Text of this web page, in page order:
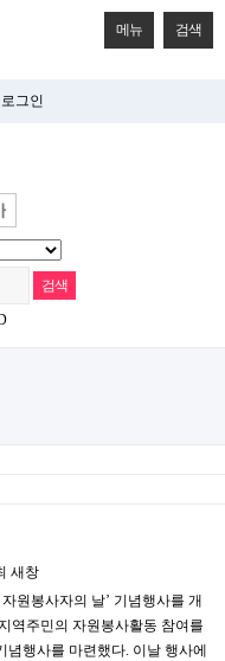
메뉴 검색
로그인
새창
원봉사자의 날’ 기념행사를 개
역주민의 자원봉사활동 참여를
념행사를 마련했다. 이날 행사에